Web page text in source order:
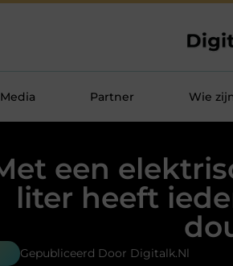
Partner Wie
een
liter heeft
Gepubliceerd Door Digitalk.nl